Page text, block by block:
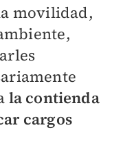
movilidad,
la contienda
cargos